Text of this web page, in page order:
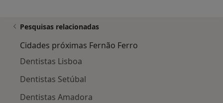
Pesquisas relacionadas
Cidades próximas Fernão Ferro
Dentistas Lisboa
Dentistas Setúbal
Dentistas Amadora